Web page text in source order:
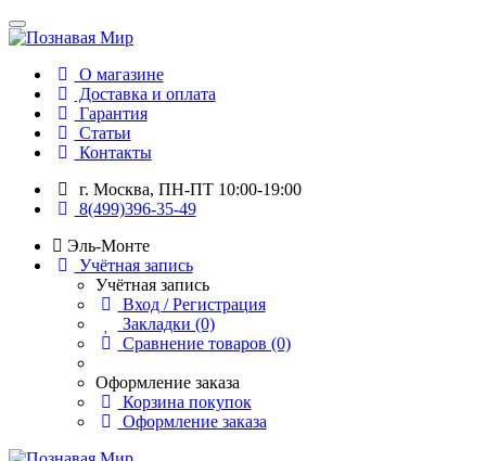
О магазине
Доставка и оплата
Гарантия
Статьи
Контакты
г. Москва, ПН-ПТ 10:00-19:00
8(499)396-35-49
Эль-Монте
Учётная запись
Учётная запись
Вход / Регистрация
Закладки (0)
Сравнение товаров (0)
Оформление заказа
Корзина покупок
Оформление заказа